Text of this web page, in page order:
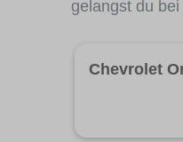
gelangst du
Chevrolet